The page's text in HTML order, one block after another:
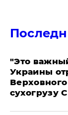
"Это
Украины
сухогрузу